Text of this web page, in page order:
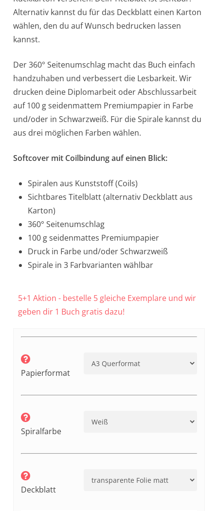
Alternativ kannst du für das Deckblatt einen Karton
wählen, den du auf Wunsch bedrucken lassen
kannst.
Der 360° Seitenumschlag macht das Buch einfach
handzuhaben und verbessert die Lesbarkeit. Wir
drucken deine Diplomarbeit oder Abschlussarbeit
auf 100 g seidenmattem Premiumpapier in Farbe
und/oder in Schwarzweiß. Für die Spirale kannst du
aus drei möglichen Farben wählen.
Softcover mit Coilbindung auf einen Blick:
Spiralen aus Kunststoff (Coils)
Sichtbares Titelblatt (alternativ Deckblatt aus
Karton)
360° Seitenumschlag
100 g seidenmattes Premiumpapier
Druck in Farbe und/oder Schwarzweiß
Spirale in 3 Farbvarianten wählbar
5+1 Aktion - bestelle 5 gleiche Exemplare und wir
geben dir 1 Buch gratis dazu!
Papierformat
Spiralfarbe
Deckblatt